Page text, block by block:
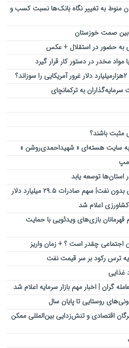
منوط به تغییر نگاه بانک‌ها نسبت کسب و
صمت خوزستان
حضور در استقلال + عکس
مواد مخدر در دستور کار قرار گیرد
به ترکمانچای
مثبت باشند؟
سایت هسته‌ای « شهیداحمدی‌روشن »
توسعه یابد‌
بازی‌های ویدئویی با حمایت
چقدر است ؟ + زمان واریز
ترس رکود بر سر قیمت نفت
غذایی
گران | اخبار مهم بازار سرمایه اعلام شد
اقتصادی و تنش‌زدایی بین‌المللی ممکن